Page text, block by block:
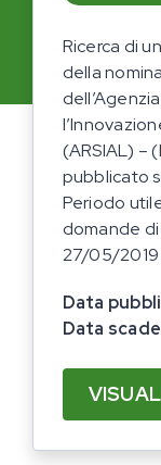
Ricerca di
della
(ARSIAL) –
pubblicato
Periodo
domande
27/05/2019
Data
Data